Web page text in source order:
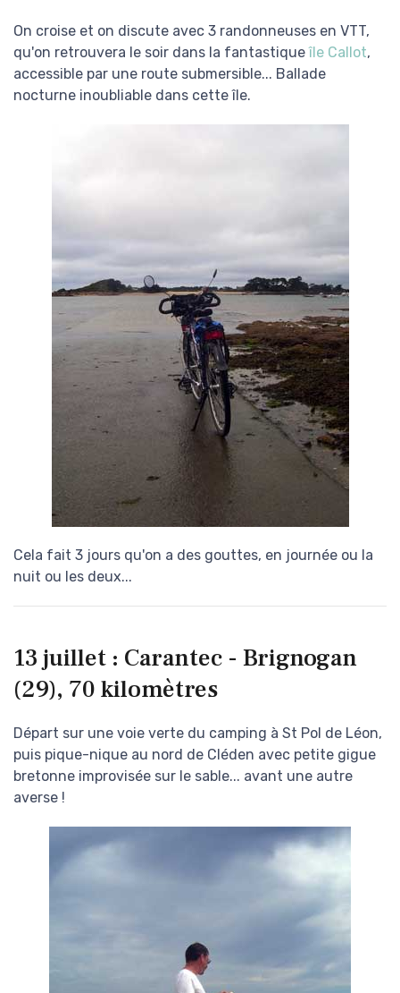
On croise et on discute avec 3 randonneuses en VTT,
qu'on retrouvera le soir dans la fantastiqueîle Callot,
accessible par une route submersible... Ballade
nocturne inoubliable dans cette île.
Cela fait 3 jours qu'on a des gouttes, en journée ou la
nuit ou les deux...
13 juillet : Carantec - Brignogan
(29), 70 kilomètres
Départ sur une voie verte du camping à St Pol de Léon,
puis pique-nique au nord de Cléden avec petite gigue
bretonne improvisée sur le sable... avant une autre
averse !